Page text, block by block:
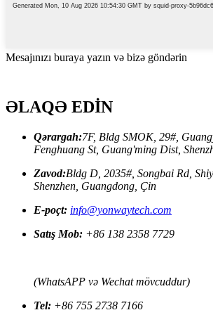
Mesajınızı buraya yazın və bizə göndərin
ƏLAQƏ EDİN
Qərargah:7F, Bldg SMOK, 29#,
Fenghuang St, Guang'ming Dist,
Zavod:Bldg D, 2035#, Songbai Rd,
Shenzhen, Guangdong, Çin
E-poçt: info@yonwaytech.com
Satış Mob: +86 138 2358 7729
(WhatsAPP və Wechat mövcuddur)
Tel: +86 755 2738 7166